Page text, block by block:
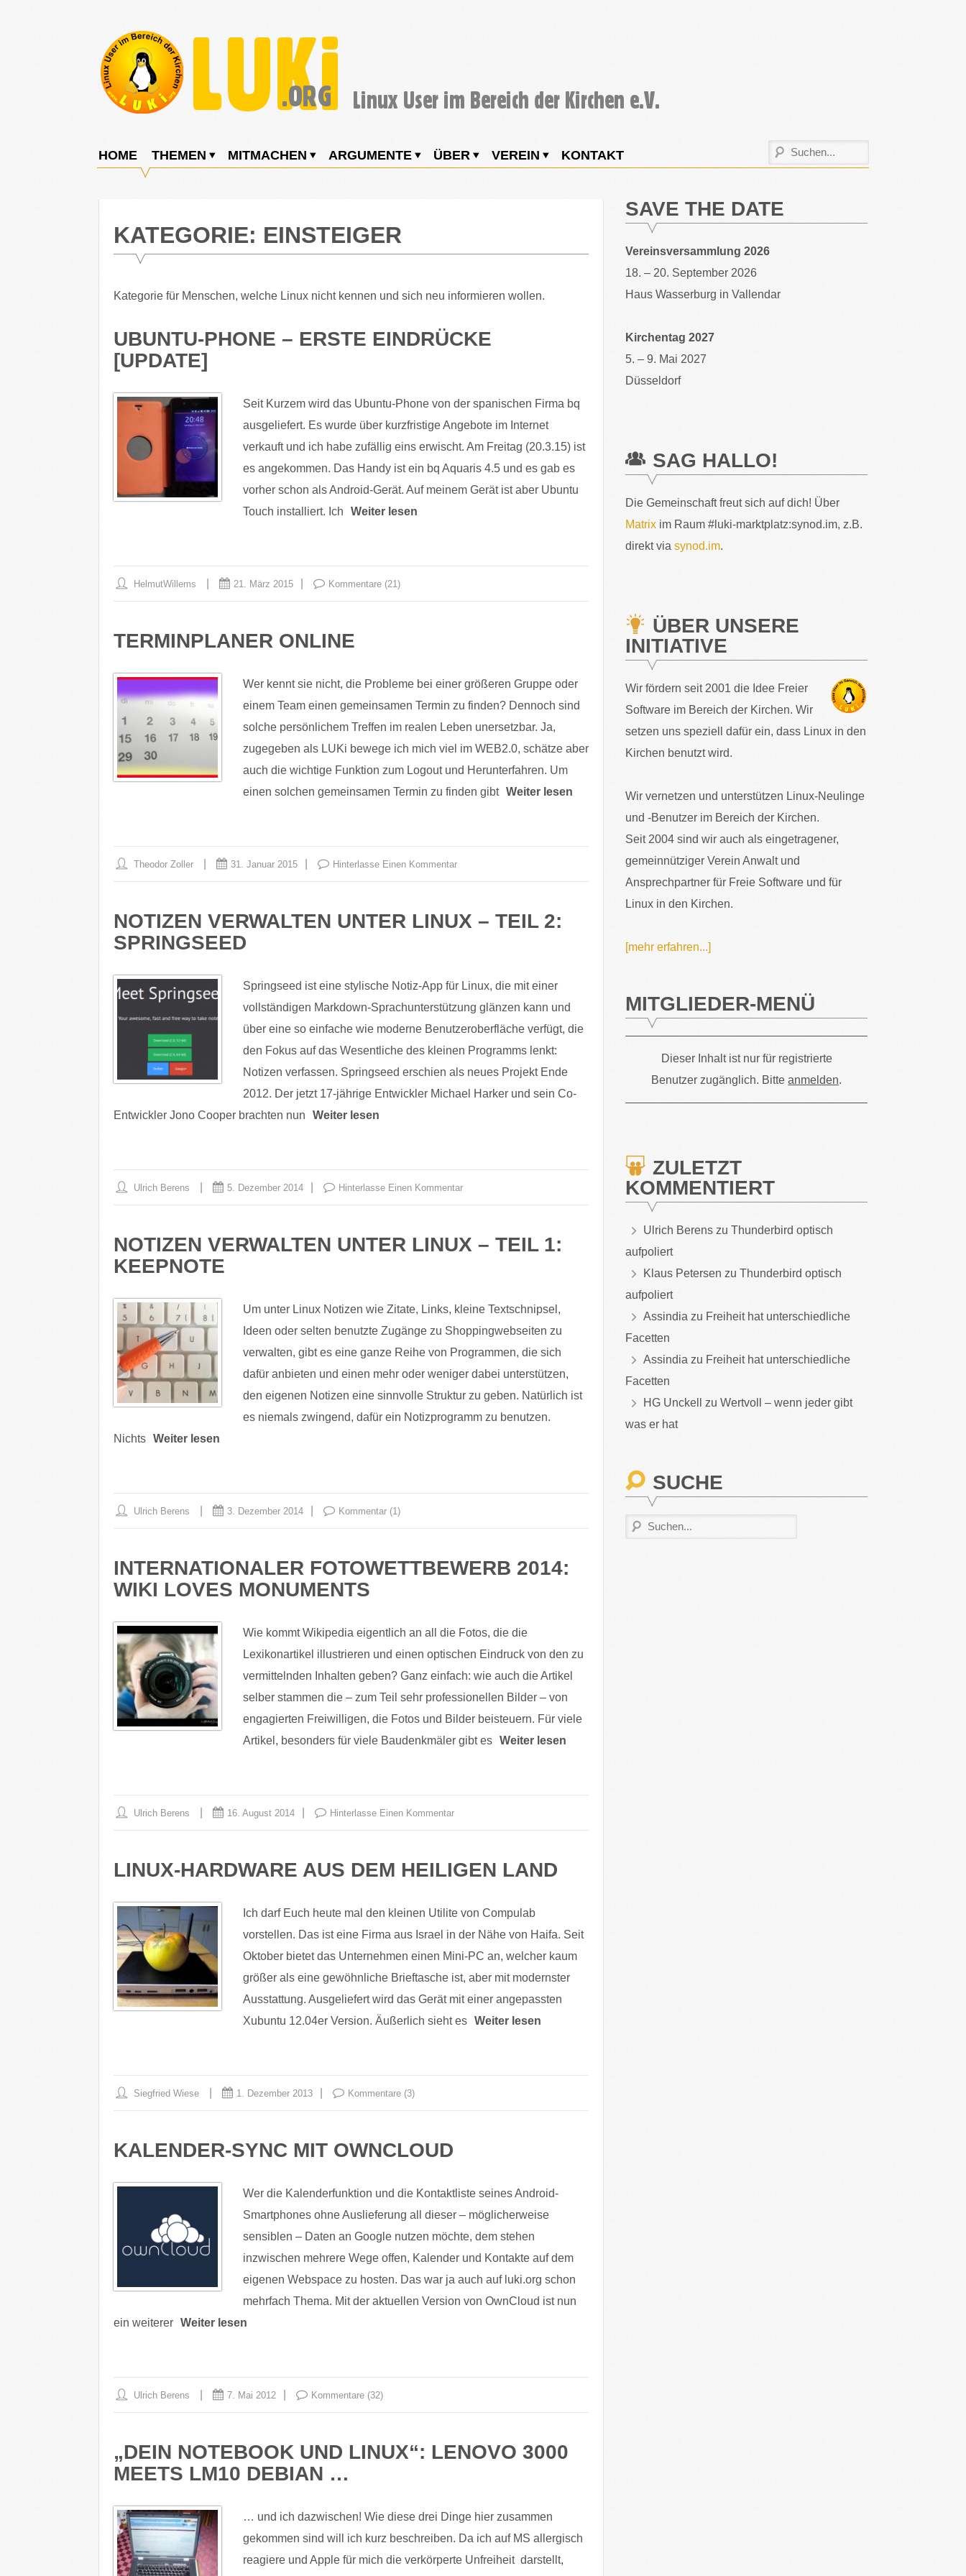
E.V.
User
Bereich
Kirchen
HOME THEMEN MITMACHEN ARGUMENTE ÜBER VEREIN KONTAKT
KATEGORIE: EINSTEIGER
Kategorie für Menschen, welche Linux nicht kennen und sich neu informieren wollen.
UBUNTU-PHONE – ERSTE EINDRÜCKE
[UPDATE]
Seit Kurzem wird das Ubuntu-Phone von der spanischen Firma bq
ausgeliefert. Es wurde über kurzfristige Angebote im Internet
verkauft und ich habe zufällig eins erwischt. Am Freitag (20.3.15) ist
es angekommen. Das Handy ist ein bq Aquaris 4.5 und es gab es
vorher schon als Android-Gerät. Auf meinem Gerät ist aber Ubuntu
Touch installiert. Ich
Weiter lesen
HelmutWillems 21. März 2015 Kommentare (21)
TERMINPLANER ONLINE
Wer kennt sie nicht, die Probleme bei einer größeren Gruppe oder
einem Team einen gemeinsamen Termin zu finden? Dennoch sind
solche persönlichem Treffen im realen Leben unersetzbar. Ja,
zugegeben als LUKi bewege ich mich viel im WEB2.0, schätze aber
auch die wichtige Funktion zum Logout und Herunterfahren. Um
einen solchen gemeinsamen Termin zu finden gibt Weiter lesen
Theodor Zoller 31. Januar 2015 Hinterlasse Einen Kommentar
NOTIZEN VERWALTEN UNTER LINUX – TEIL 2:
SPRINGSEED
Springseed ist eine stylische Notiz-App für Linux, die mit einer
vollständigen Markdown-Sprachunterstützung glänzen kann und
über eine so einfache wie moderne Benutzeroberfläche verfügt, die
den Fokus auf das Wesentliche des kleinen Programms lenkt:
Notizen verfassen. Springseed erschien als neues Projekt Ende
2012. Der jetzt 17-jährige Entwickler Michael Harker und sein Co-
Entwickler Jono Cooper brachten nun
Weiter lesen
Ulrich Berens 5. Dezember 2014 Hinterlasse Einen Kommentar
NOTIZEN VERWALTEN UNTER LINUX – TEIL 1:
KEEPNOTE
Um unter Linux Notizen wie Zitate, Links, kleine Textschnipsel,
Ideen oder selten benutzte Zugänge zu Shoppingwebseiten zu
verwalten, gibt es eine ganze Reihe von Programmen, die sich
dafür anbieten und einen mehr oder weniger dabei unterstützen,
den eigenen Notizen eine sinnvolle Struktur zu geben. Natürlich ist
es niemals zwingend, dafür ein Notizprogramm zu benutzen.
Nichts Weiter lesen
Ulrich Berens 3. Dezember 2014 Kommentar (1)
INTERNATIONALER FOTOWETTBEWERB 2014:
WIKI LOVES MONUMENTS
Wie kommt Wikipedia eigentlich an all die Fotos, die die
Lexikonartikel illustrieren und einen optischen Eindruck von den zu
vermittelnden Inhalten geben? Ganz einfach: wie auch die Artikel
selber stammen die – zum Teil sehr professionellen Bilder – von
engagierten Freiwilligen, die Fotos und Bilder beisteuern. Für viele
Artikel, besonders für viele Baudenkmäler gibt es Weiter lesen
Ulrich Berens 16. August 2014 Hinterlasse Einen Kommentar
LINUX-HARDWARE AUS DEM HEILIGEN LAND
Ich darf Euch heute mal den kleinen Utilite von Compulab
vorstellen. Das ist eine Firma aus Israel in der Nähe von Haifa. Seit
Oktober bietet das Unternehmen einen Mini-PC an, welcher kaum
größer als eine gewöhnliche Brieftasche ist, aber mit modernster
Ausstattung. Ausgeliefert wird das Gerät mit einer angepassten
Xubuntu 12.04er Version. Äußerlich sieht es Weiter lesen
Siegfried Wiese 1. Dezember 2013 Kommentare (3)
KALENDER-SYNC MIT OWNCLOUD
Wer die Kalenderfunktion und die Kontaktliste seines Android-
Smartphones ohne Auslieferung all dieser – möglicherweise
sensiblen – Daten an Google nutzen möchte, dem stehen
inzwischen mehrere Wege offen, Kalender und Kontakte auf dem
eigenen Webspace zu hosten. Das war ja auch auf luki.org schon
mehrfach Thema. Mit der aktuellen Version von OwnCloud ist nun
ein weiterer Weiter lesen
Ulrich Berens 7. Mai 2012 Kommentare (32)
„DEIN NOTEBOOK UND LINUX“: LENOVO 3000
MEETS LM10 DEBIAN …
… und ich dazwischen! Wie diese drei Dinge hier zusammen
gekommen sind will ich kurz beschreiben. Da ich auf MS allergisch
reagiere und Apple für mich die verkörperte Unfreiheit darstellt,
SAVE THE DATE
Vereinsversammlung 2026
18. – 20. September 2026
Haus Wasserburg in Vallendar
Kirchentag 2027
5. – 9. Mai 2027
Düsseldorf
SAG HALLO!
Die Gemeinschaft freut sich auf dich! Über
Matrix im Raum #luki-marktplatz:synod.im, z.B.
direkt viasynod.im.
ÜBER UNSERE
INITIATIVE
Wir fördern seit 2001 die Idee Freier
Software im Bereich der Kirchen. Wir
setzen uns speziell dafür ein, dass Linux in den
Kirchen benutzt wird.
Wir vernetzen und unterstützen Linux-Neulinge
und -Benutzer im Bereich der Kirchen.
Seit 2004 sind wir auch als eingetragener,
gemeinnütziger Verein Anwalt und
Ansprechpartner für Freie Software und für
Linux in den Kirchen.
[mehr erfahren...]
MITGLIEDER-MENÜ
Dieser Inhalt ist nur für registrierte
Benutzer zugänglich. Bitteanmelden.
ZULETZT
KOMMENTIERT
Ulrich Berenszu Thunderbird optisch
aufpoliert
Klaus Petersen zu Thunderbird optisch
aufpoliert
Assindia zu Freiheit hat unterschiedliche
Facetten
Assindia zu Freiheit hat unterschiedliche
Facetten
HG Unckell
zu Wertvoll – wenn jeder gibt
was er hat
SUCHE